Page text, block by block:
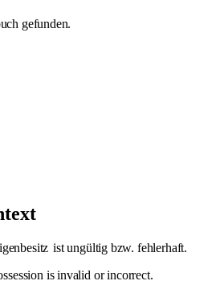
gefunden.
ist ungültig bzw. fehlerhaft.
is invalid or incorrect.